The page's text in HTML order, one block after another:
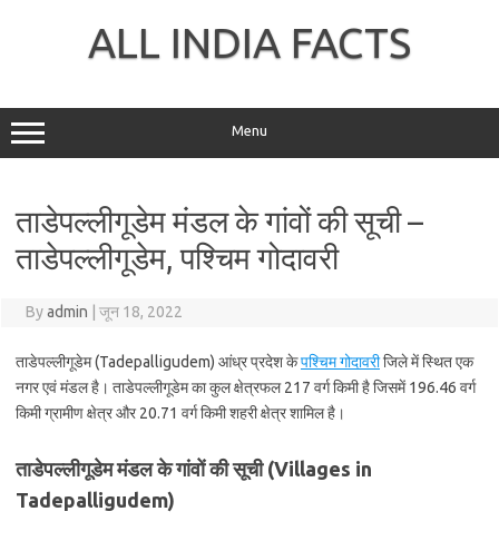
ALL INDIA FACTS
Menu
ताडेपल्लीगूडेम मंडल के गांवों की सूची –
ताडेपल्लीगूडेम, पश्चिम गोदावरी
Byadmin जून 18, 2022
ताडेपल्लीगूडेम (Tadepalligudem) आंध्र प्रदेश केपश्चिम गोदावरीजिले में स्थित एक
नगर एवं मंडल है। ताडेपल्लीगूडेम का कुल क्षेत्रफल 217 वर्ग किमी है जिसमें 196.46 वर्ग
किमी ग्रामीण क्षेत्र और 20.71 वर्ग किमी शहरी क्षेत्र शामिल है।
ताडेपल्लीगूडेम मंडल के गांवों की सूची (Villages in
Tadepalligudem)